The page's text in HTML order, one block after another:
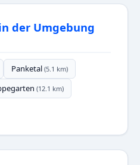
der Umgebung
Panketal (5.1 km)
(12.1 km)